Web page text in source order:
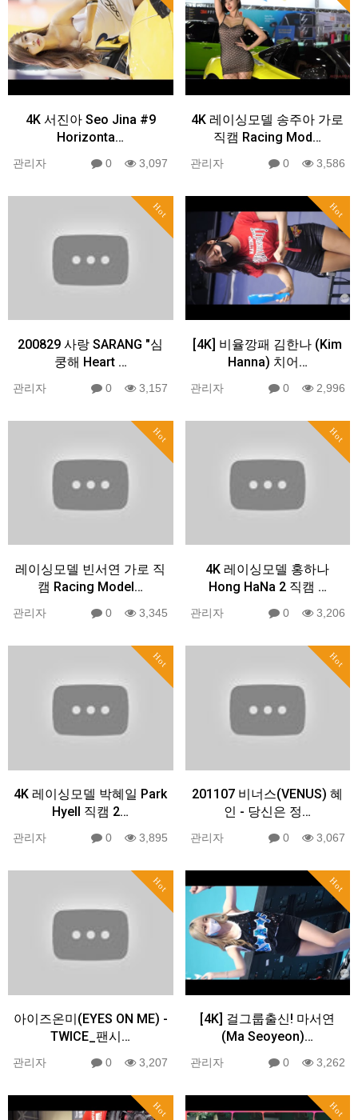
4K 서진아 Seo Jina #9
Horizonta…
관리자 0 3,097
4K 레이싱모델 송주아 가로
직캠 Racing Mod…
관리자 0 3,586
Hot
200829 사랑 SARANG "심
쿵해 Heart …
관리자 0 3,157
Hot
[4K] 비율깡패 김한나 (Kim
Hanna) 치어…
관리자 0 2,996
Hot
레이싱모델 빈서연 가로 직
캠 Racing Model…
관리자 0 3,345
Hot
4K 레이싱모델 홍하나
Hong HaNa 2 직캠 …
관리자 0 3,206
Hot
4K 레이싱모델 박혜일 Park
HyeIl 직캠 2…
관리자 0 3,895
Hot
201107 비너스(VENUS) 혜
인 - 당신은 정…
관리자 0 3,067
Hot
아이즈온미(EYES ON ME) -
TWICE_팬시…
관리자 0 3,207
Hot
[4K] 걸그룹출신! 마서연
(Ma Seoyeon)…
관리자 0 3,262
Hot Hot